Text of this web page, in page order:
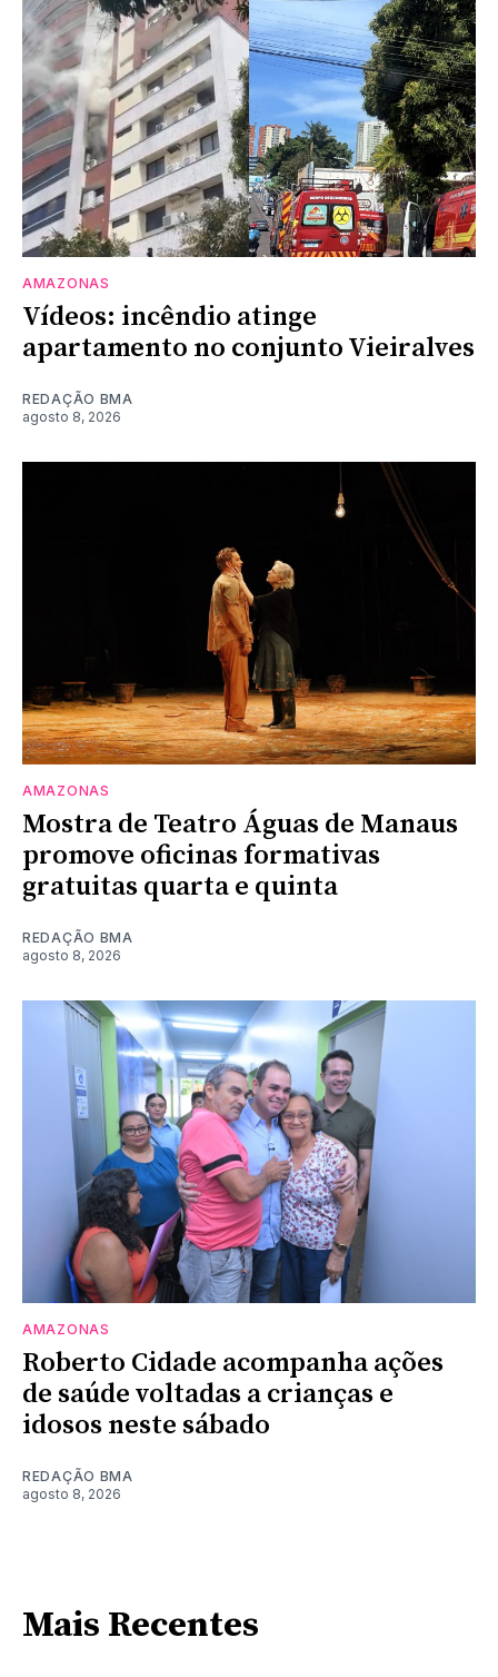
AMAZONAS
Vídeos: incêndio atinge
apartamento no conjunto Vieiralves
REDAÇÃO BMA
agosto 8, 2026
AMAZONAS
Mostra de Teatro Águas de Manaus
promove oficinas formativas
gratuitas quarta e quinta
REDAÇÃO BMA
agosto 8, 2026
AMAZONAS
Roberto Cidade acompanha ações
de saúde voltadas a crianças e
idosos neste sábado
REDAÇÃO BMA
agosto 8, 2026
Mais Recentes